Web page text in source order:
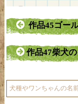
作品45ゴー
作品47柴犬